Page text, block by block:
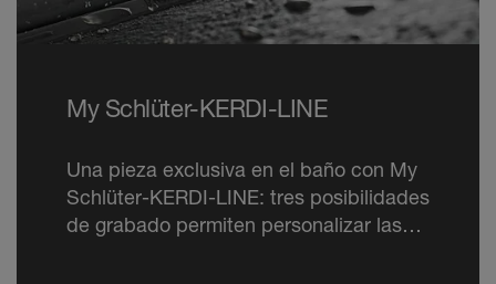
My Schlüter-KERDI-LINE
Una pieza exclusiva en el baño con My
Schlüter-KERDI-LINE: tres posibilidades
de grabado permiten personalizar las